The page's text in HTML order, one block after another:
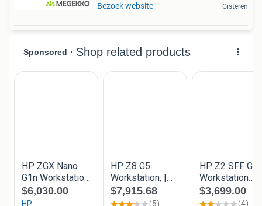
Bezoek website Gisteren